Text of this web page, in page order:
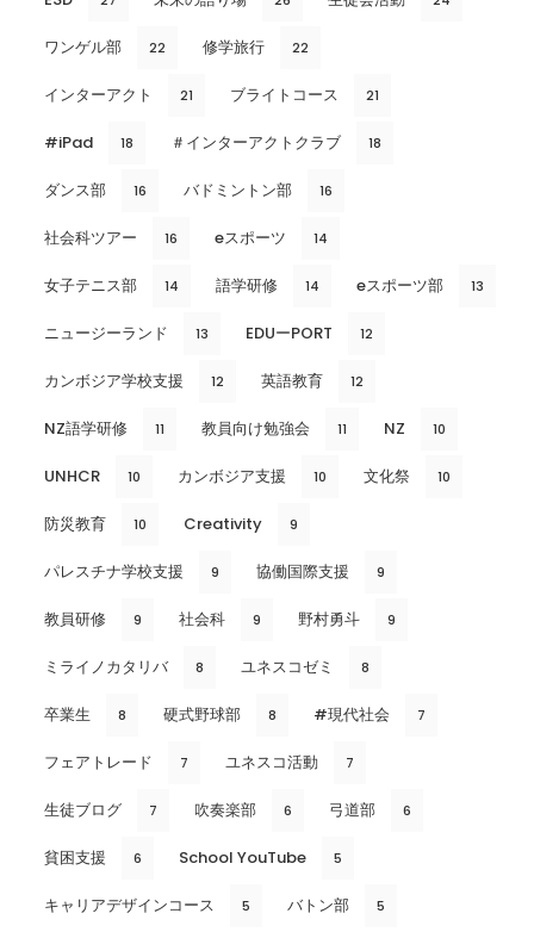
ワンゲル部 22 修学旅行 22
インターアクト 21 ブライトコース 21
#iPad 18 ＃インターアクトクラブ 18
ダンス部 16 バドミントン部 16
社会科ツアー 16 eスポーツ 14
女子テニス部 14 語学研修 14 eスポーツ部 13
ニュージーランド 13 EDUーPORT 12
カンボジア学校支援 12 英語教育 12
NZ語学研修 11 教員向け勉強会 11 NZ 10
UNHCR 10 カンボジア支援 10 文化祭 10
防災教育 10 Creativity 9
パレスチナ学校支援 9 協働国際支援 9
教員研修 9 社会科 9 野村勇斗 9
ミライノカタリバ 8 ユネスコゼミ 8
卒業生 8 硬式野球部 8 #現代社会 7
フェアトレード 7 ユネスコ活動 7
生徒ブログ 7 吹奏楽部 6 弓道部 6
貧困支援 6 School YouTube 5
キャリアデザインコース 5 バトン部 5